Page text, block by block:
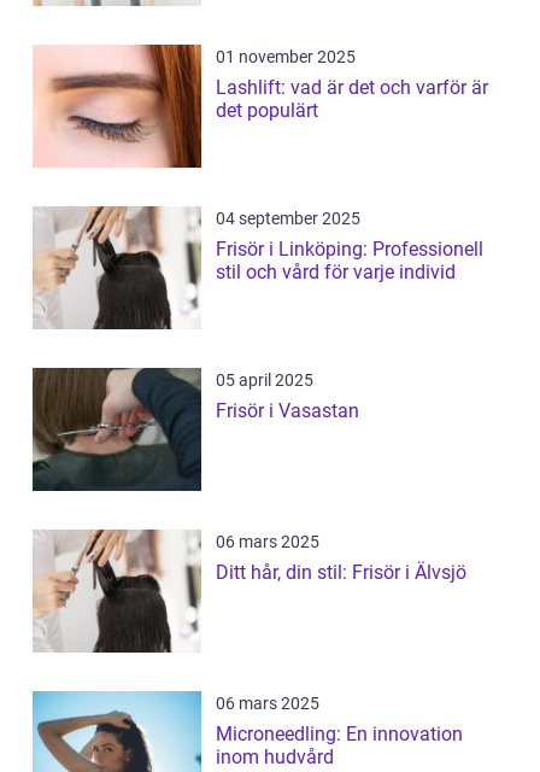
01 november 2025
Lashlift: vad är det och varför är
det populärt
04 september 2025
Frisör i Linköping: Professionell
stil och vård för varje individ
05 april 2025
Frisör i Vasastan
06 mars 2025
Ditt hår, din stil: Frisör i Älvsjö
06 mars 2025
Microneedling: En innovation
inom hudvård